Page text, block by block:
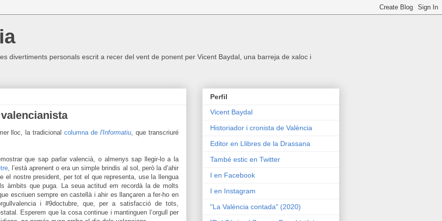
divertiments personals escrit a recer del vent de ponent per Vicent Baydal, una barreja de xaloc i
lloc, la tradicionalcolumna del'Informatiu, que transcriuré
que sap parlar valencià, o almenys sap llegir-lo a la
, l’està aprenent o era un simple brindis al sol, però la d’ahir
el nostre president, per tot el que representa, use la llengua
àmbits que puga. La seua actitud em recordà la de molts
escriuen sempre en castellà i ahir es llançaren a fer-ho en
i #9doctubre, que, per a satisfacció de tots,
Esperem que la cosa continue i mantinguen l’orgull per
Perfil
Vicent Baydal
Historiador i cronista de València
Editor en Llibres de la Drassana
També estic en Twitter
I en Facebook
I en Instagram
"La València contada" (2020)